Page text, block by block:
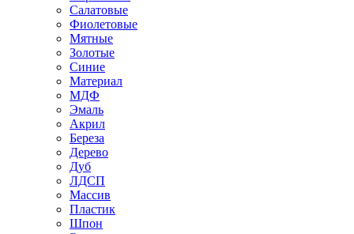
Салатовые
Фиолетовые
Мятные
Золотые
Синие
Материал
МДФ
Эмаль
Акрил
Береза
Дерево
Дуб
ЛДСП
Массив
Пластик
Шпон